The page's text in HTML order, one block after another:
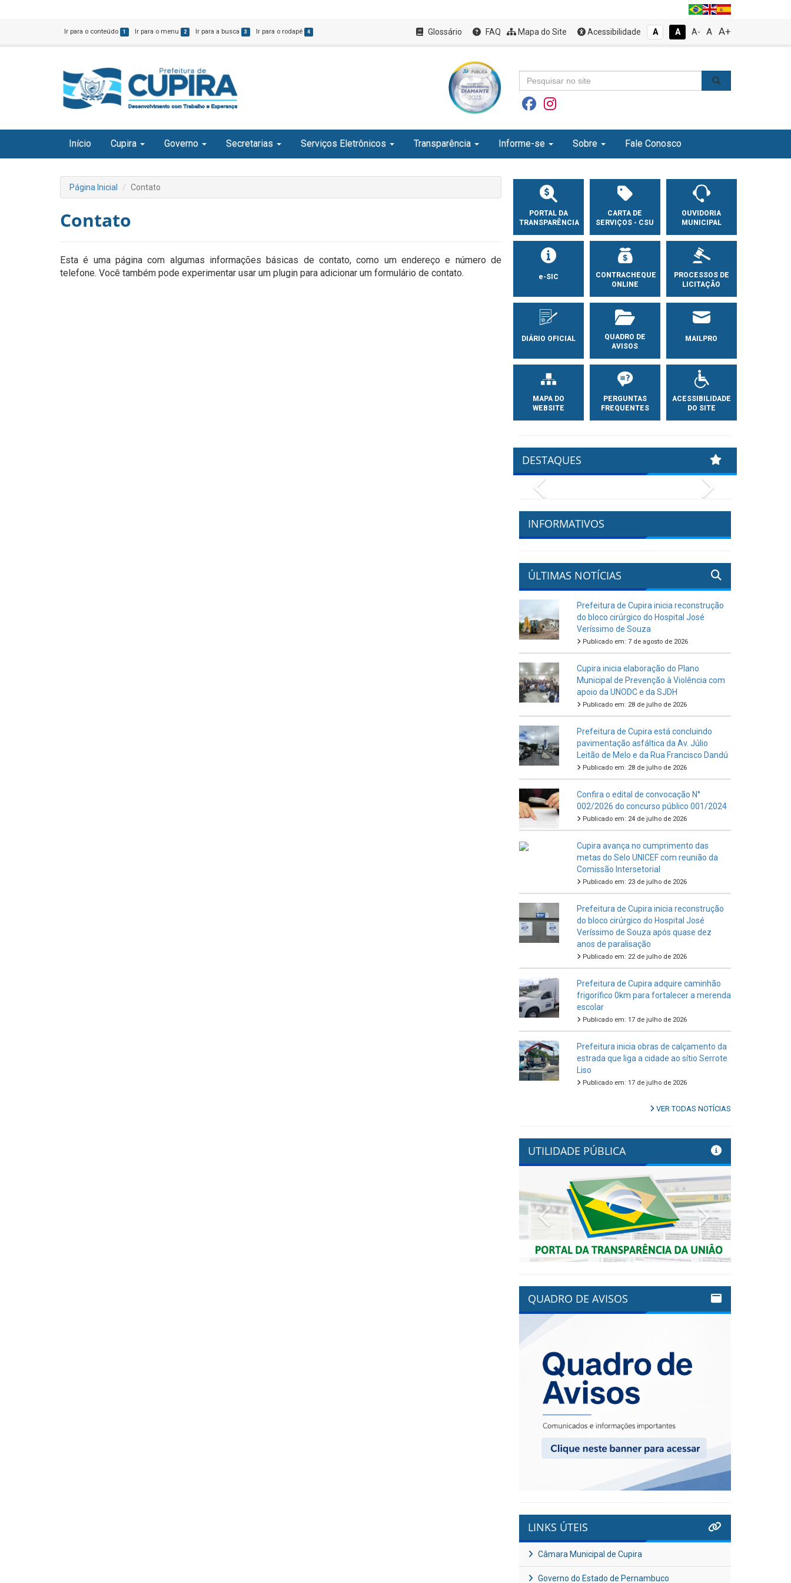
Ir para o conteúdo 1 Ir para o menu 2 Ir para a busca 3 Ir para o rodapé 4 Glossário FAQ Mapa do Site Acessibilidade A A A- A A+
Início Cupira Governo Secretarias Serviços Eletrônicos Transparência Informe-se Sobre Fale Conosco
Página Inicial Contato
Contato
Esta é uma página com algumas informações básicas de contato, como um endereço e número de
telefone. Você também pode experimentar usar um plugin para adicionar um formulário de contato.
PORTAL DA
TRANSPARÊNCIA
CARTA DE
SERVIÇOS - CSU
OUVIDORIA
MUNICIPAL
e-SIC
CONTRACHEQUE
ONLINE
PROCESSOS DE
LICITAÇÃO
DIÁRIO OFICIAL
QUADRO DE
AVISOS
MAILPRO
MAPA DO
WEBSITE
PERGUNTAS
FREQUENTES
ACESSIBILIDADE
DO SITE
DESTAQUES
INFORMATIVOS
ÚLTIMAS NOTÍCIAS
Prefeitura de Cupira inicia reconstrução
do bloco cirúrgico do Hospital José
Veríssimo de Souza
Publicado em: 7 de agosto de 2026
Cupira inicia elaboração do Plano
Municipal de Prevenção à Violência com
apoio da UNODC e da SJDH
Publicado em: 28 de julho de 2026
Prefeitura de Cupira está concluindo
pavimentação asfáltica da Av. Júlio
Leitão de Melo e da Rua Francisco Dandú
Publicado em: 28 de julho de 2026
Confira o edital de convocação N°
002/2026 do concurso público 001/2024
Publicado em: 24 de julho de 2026
Cupira avança no cumprimento das
metas do Selo UNICEF com reunião da
Comissão Intersetorial
Publicado em: 23 de julho de 2026
Prefeitura de Cupira inicia reconstrução
do bloco cirúrgico do Hospital José
Veríssimo de Souza após quase dez
anos de paralisação
Publicado em: 22 de julho de 2026
Prefeitura de Cupira adquire caminhão
frigorífico 0km para fortalecer a merenda
escolar
Publicado em: 17 de julho de 2026
Prefeitura inicia obras de calçamento da
estrada que liga a cidade ao sítio Serrote
Liso
Publicado em: 17 de julho de 2026
VER TODAS NOTÍCIAS
UTILIDADE PÚBLICA
Previous Next
QUADRO DE AVISOS
LINKS ÚTEIS
Câmara Municipal de Cupira
Governo do Estado de Pernambuco